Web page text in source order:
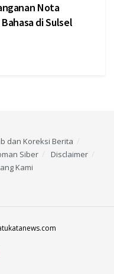
Nota
di Sulsel
dan Koreksi Berita
Siber
Disclaimer
Kami